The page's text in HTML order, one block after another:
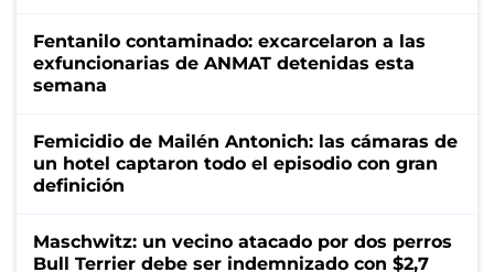
Fentanilo contaminado: excarcelaron a las
exfuncionarias de ANMAT detenidas esta
semana
Femicidio de Mailén Antonich: las cámaras de
un hotel captaron todo el episodio con gran
definición
Maschwitz: un vecino atacado por dos perros
Bull Terrier debe ser indemnizado con $2,7